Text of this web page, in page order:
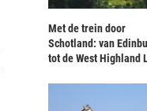
Met de trein door
Schotland: van
tot de West Highland